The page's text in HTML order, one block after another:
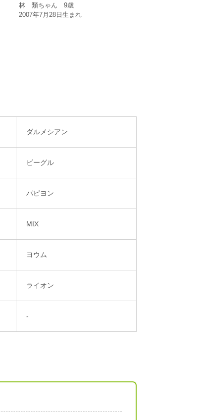
林 類ちゃん 9歳
2007年7月28日生まれ
ダルメシアン
ビーグル
パピヨン
MIX
ヨウム
ライオン
-